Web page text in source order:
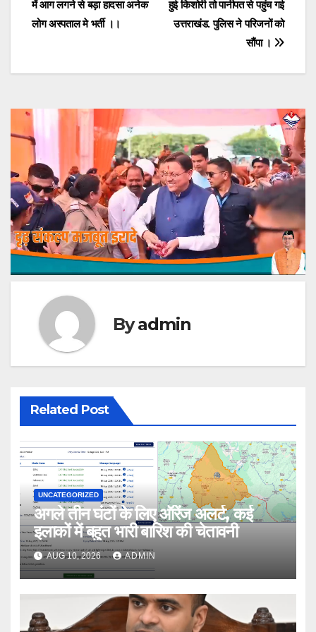
navigation
हुई किशोरी तो पानीपत से पहुंच गई
उत्तराखंड. पुलिस ने परिजनों को
सौंपा ।
में आग लगने से बड़ा हादसा अनेक
लोग अस्पताल मे भर्ती ।।
Byadmin
Related Post
UNCATEGORIZED
अगले तीन घंटों के लिए ऑरेंज अलर्ट, कई
इलाकों में बहुत भारी बारिश की चेतावनी
AUG 10, 2026 ADMIN